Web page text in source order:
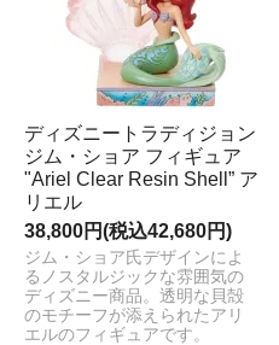
ディズニートラディジョン
ジム・ショア フィギュア
"Ariel Clear Resin Shell” ア
リエル
38,800円(税込42,680円)
ジム・ショア氏デザインによ
るノスタルジックな雰囲気の
ディズニー商品。透明な貝殻
のモチーフが添えられたアリ
エルのフィギュアです。